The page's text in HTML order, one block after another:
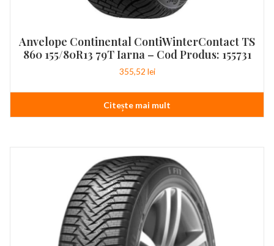
Anvelope Continental ContiWinterContact TS
860 155/80R13 79T Iarna – Cod Produs: 155731
355,52 lei
Citește mai mult